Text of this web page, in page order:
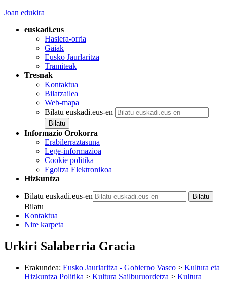
Joan edukira
euskadi.eus
Hasiera-orria
Gaiak
Eusko Jaurlaritza
Tramiteak
Tresnak
Kontaktua
Bilatzailea
Web-mapa
Bilatu euskadi.eus-en
Informazio Orokorra
Erabilerraztasuna
Lege-informazioa
Cookie politika
Egoitza Elektronikoa
Hizkuntza
Bilatu euskadi.eus-en
Bilatu
Kontaktua
Nire karpeta
Urkiri Salaberria Gracia
Erakundea: Eusko Jaurlaritza - Gobierno Vasco > Kultura eta
Hizkuntza Politika > Kultura Sailburuordetza > Kultura